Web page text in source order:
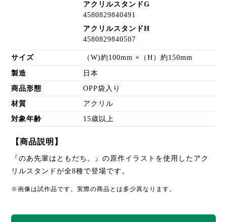
アクリルスタンドG
4580829840491
アクリルスタンドH
4580829840507
サイズ （W)約100mm ×（H）約150mm
製造 日本
商品形態 OPP袋入り
材質 アクリル
対象年齢 15歳以上
【商品説明】
『のあ先輩はともだち。』の原作イラストを使用したアク
リルスタンドが全8種で登場です。
※画像は試作品です。実際の商品とは多少異なります。